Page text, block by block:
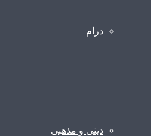
درام
دینی و مذهبی